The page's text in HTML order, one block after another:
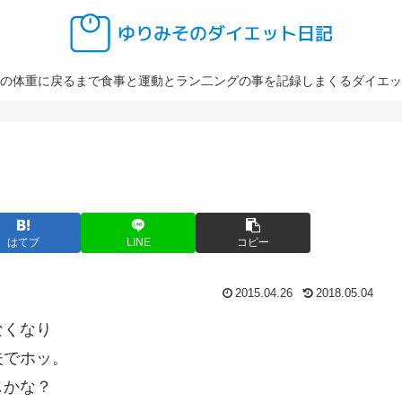
体重に戻るまで食事と運動とラン二ングの事を記録しまくるダイエ
はてブ LINE コピー
2015.04.26 2018.05.04
なり
ホッ。
な？